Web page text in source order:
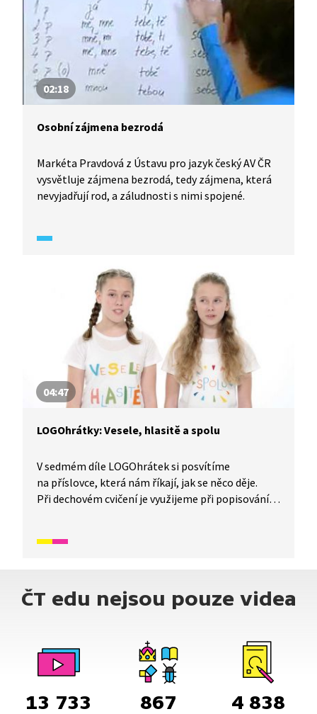
02:18
Osobní zájmena bezrodá
Markéta Pravdová z Ústavu pro jazyk český AV ČR
vysvětluje zájmena bezrodá, tedy zájmena, která
nevyjadřují rod, a záludnosti s nimi spojené.
04:47
LOGOhrátky: Vesele, hlasitě a spolu
V sedmém díle LOGOhrátek si posvítíme
na příslovce, která nám říkají, jak se něco děje.
Při dechovém cvičení je využijeme při popisování
z výkonu. A na závěr popíšeme obrázek podle
ČT edu nejsou pouze videa
13 733 867 4 838